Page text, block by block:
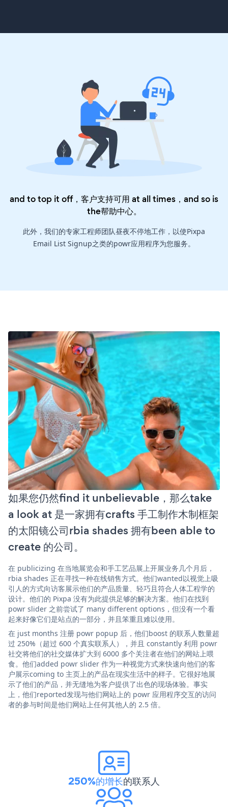
and to top it off，客户支持可用 at all times，and so is
the帮助中心。
此外，我们的专家工程师团队昼夜不停地工作，以使Pixpa
Email List Signup之类的powr应用程序为您服务。
如果您仍然find it unbelievable，那么take
a look at 是一家拥有crafts 手工制作木制框架
的太阳镜公司rbia shades 拥有been able to
create 的公司。
在 publicizing 在当地展览会和手工艺品展上开展业务几个月后，
rbia shades 正在寻找一种在线销售方式。他们wanted以视觉上吸
引人的方式向访客展示他们的产品质量、轻巧且符合人体工程学的
设计。他们的 Pixpa 没有为此提供足够的解决方案。他们在找到
powr slider 之前尝试了 many different options，但没有一个看
起来好像它们是站点的一部分，并且笨重且难以使用。
在 just months 注册 powr popup 后，他们boost 的联系人数量超
过 250%（超过 600 个真实联系人），并且 constantly 利用 powr
社交将他们的社交媒体扩大到 6000 多个关注者在他们的网站上喂
食。他们added powr slider 作为一种视觉方式来快速向他们的客
户展示coming to 主页上的产品在现实生活中的样子。它很好地展
示了他们的产品，并无缝地为客户提供了出色的现场体验。事实
上，他们reported发现与他们网站上的 powr 应用程序交互的访问
者的参与时间是他们网站上任何其他人的 2.5 倍。
250%的增长的联系人